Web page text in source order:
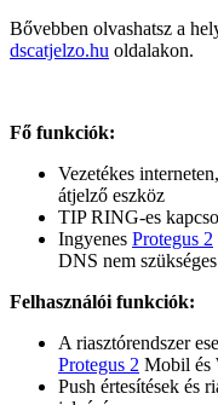
Bővebben olvashatsz a
dscatjelzo.hu oldalakon.
Fő funkciók:
Vezetékes
átjelző eszköz
TIP RING-es
Ingyenes Protegus 2
DNS nem szükséges
Felhasználói funkciók:
A riasztórendszer
Protegus 2 Mobil és
Push értesítések és